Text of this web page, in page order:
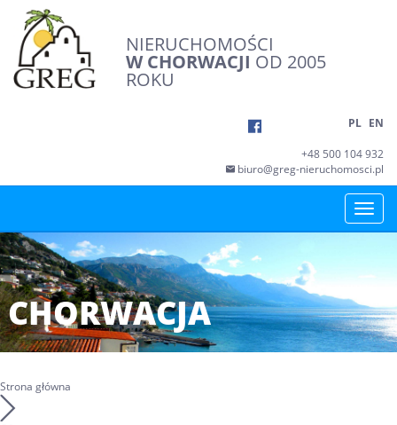
NIERUCHOMOŚCI
W CHORWACJI OD 2005
ROKU
PL EN
+48 500 104 932
biuro@greg-nieruchomosci.pl
Toggle
CHORWACJA
Strona główna